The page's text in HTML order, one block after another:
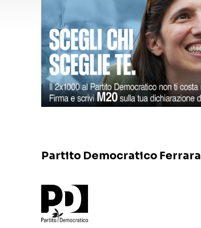
Partito Democratico Ferrara